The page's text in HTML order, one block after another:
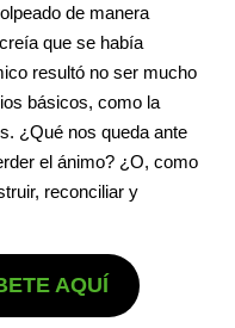
de manera
que se había
resultó no ser mucho
básicos, como la
¿Qué nos queda ante
el ánimo? ¿O, como
reconciliar y
AQUÍ